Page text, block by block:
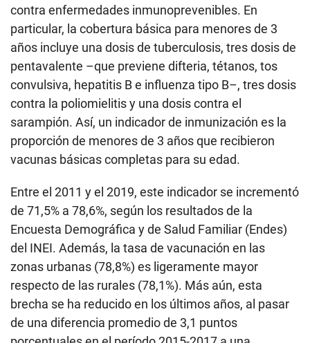
contra enfermedades inmunoprevenibles. En
particular, la cobertura básica para menores de 3
años incluye una dosis de tuberculosis, tres dosis de
pentavalente –que previene difteria, tétanos, tos
convulsiva, hepatitis B e influenza tipo B–, tres dosis
contra la poliomielitis y una dosis contra el
sarampión. Así, un indicador de inmunización es la
proporción de menores de 3 años que recibieron
vacunas básicas completas para su edad.
Entre el 2011 y el 2019, este indicador se incrementó
de 71,5% a 78,6%, según los resultados de la
Encuesta Demográfica y de Salud Familiar (Endes)
del INEI. Además, la tasa de vacunación en las
zonas urbanas (78,8%) es ligeramente mayor
respecto de las rurales (78,1%). Más aún, esta
brecha se ha reducido en los últimos años, al pasar
de una diferencia promedio de 3,1 puntos